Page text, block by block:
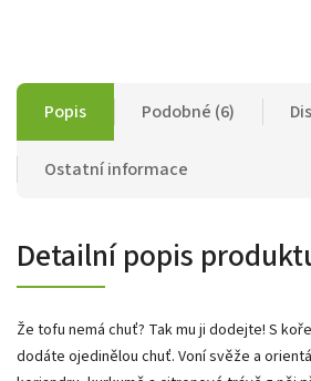
Popis Podobné (6)
Ostatní informace
Detailní popis
Že tofu nemá chuť? Tak mu ji dodejte! S
dodáte ojedinělou chuť. Voní svěže a